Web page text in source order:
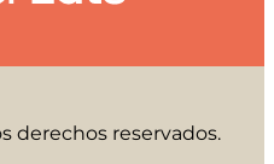
derechos reservados.